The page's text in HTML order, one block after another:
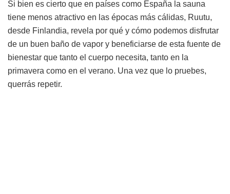
Si bien es cierto que en países como España la sauna
tiene menos atractivo en las épocas más cálidas, Ruutu,
desde Finlandia, revela por qué y cómo podemos disfrutar
de un buen baño de vapor y beneficiarse de esta fuente de
bienestar que tanto el cuerpo necesita, tanto en la
primavera como en el verano. Una vez que lo pruebes,
querrás repetir.